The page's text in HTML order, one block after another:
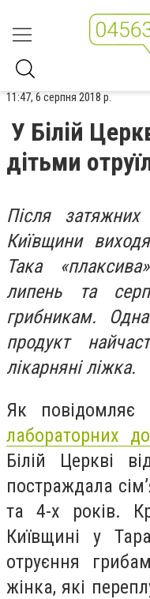
11:47, 6 серпня 2018 р.
У Білій
дітьми
Після затяжних
Київщини
Така
липень та
грибникам.
продукт
лікарняні ліжка.
Як повідомляє
лабораторних
Білій Церкві
постраждала
та 4-х років.
Київщині у
отруєння
жінка, які